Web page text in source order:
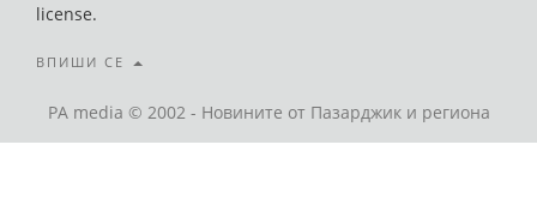
license.
ВПИШИ СЕ
PA media © 2002 - Новините от Пазарджик и региона